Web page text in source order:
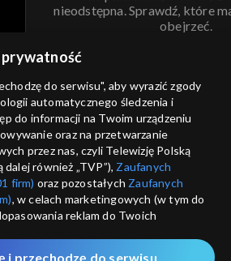
nieodstępna. Sprawdź, które
obejrzeć.
ANULUJ
usług
prywatność
do serwisu", aby wyrazić zgody
automatycznego śledzenia i
do informacji na Twoim urządzeniu
oraz na przetwarzanie
przez nas, czyli Telewizję Polską
również „TVP”), Zaufanych
firm) oraz pozostałych Zaufanych
, w celach marketingowych (w tym do
reklam do Twoich
a także zgody na udostępnianie
i przechodzę do serwisu